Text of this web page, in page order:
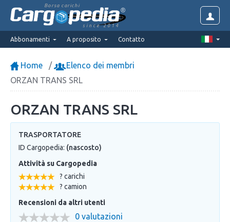
Borsa carichi
since 2014
Abbonamenti A proposito Contatto
Home
Elenco dei membri
ORZAN TRANS SRL
ORZAN TRANS SRL
TRASPORTATORE
ID Cargopedia: (nascosto)
Attività su Cargopedia
? carichi
? camion
Recensioni da altri utenti
0 valutazioni